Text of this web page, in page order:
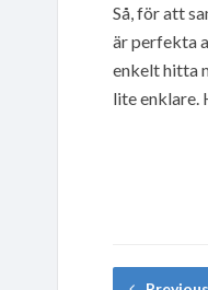
Så, för att
är perfekta
enkelt hitta
lite enklare.